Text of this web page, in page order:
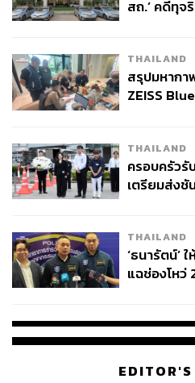
สถ.’ คดีทุจ
THAILAND
สรุปมหาก
ZEISS
จ่ายหนี้-แอบ
THAILAND
ครอบครัวรั
เตรียมส่งชั
THAILAND
‘ธนารัตน์’
แฉช่องโหว่